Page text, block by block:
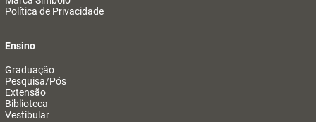
Política de Privacidade
Ensino
Graduação
Pesquisa/Pós
Extensão
Biblioteca
Vestibular